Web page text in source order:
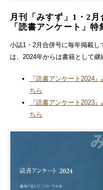
月刊「みすず」1・2月
「読書アンケート」特
小誌1・2月合併号に毎年掲載し
は、2024年からは書籍として継
『読書アンケート2024
ちら
『読書アンケート2023
ちら